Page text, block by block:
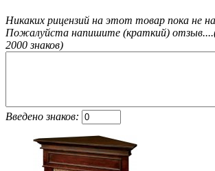
Никаких рицензий на этот товар пока не
Пожалуйста напишите (краткий)
2000 знаков)
Введено знаков: